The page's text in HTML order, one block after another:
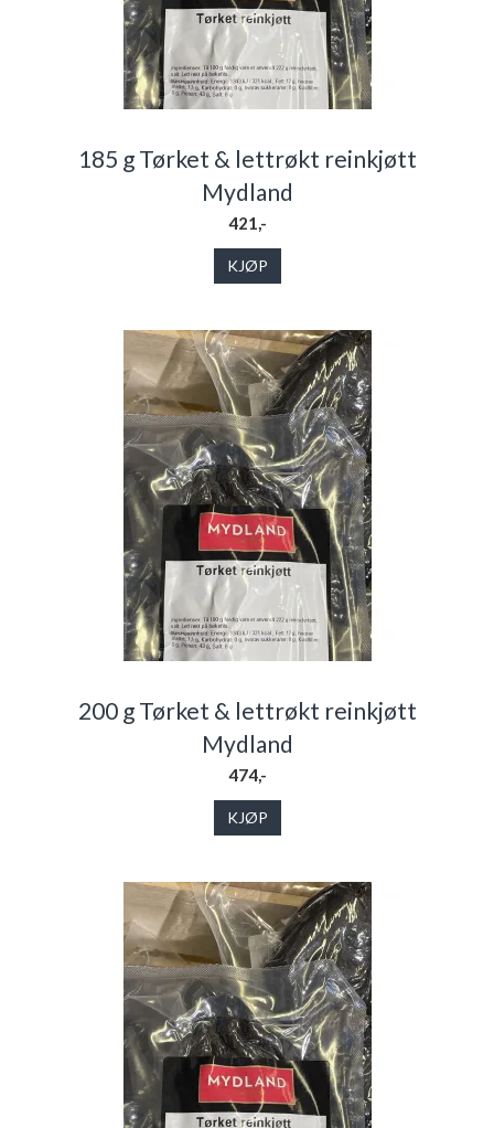
185 g Tørket & lettrøkt reinkjøtt
Mydland
421,-
KJØP
200 g Tørket & lettrøkt reinkjøtt
Mydland
474,-
KJØP